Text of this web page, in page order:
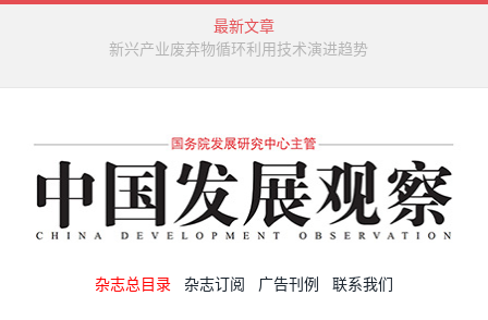
最新文章
新兴产业废弃物循环利用技术演进趋势
杂志总目录 杂志订阅 广告刊例 联系我们